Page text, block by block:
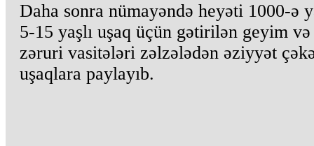
Daha sonra nümayəndə heyəti 1000-ə
5-15 yaşlı uşaq üçün gətirilən geyim
zəruri vasitələri zəlzələdən əziyyət
uşaqlara paylayıb.